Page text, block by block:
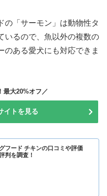
の「サーモン」は動物性タ
いるので、魚以外の複数の
のある愛犬にも対応できま
最大20%オフ／
イトを見る
フード チキンの口コミや評価
判を調査！